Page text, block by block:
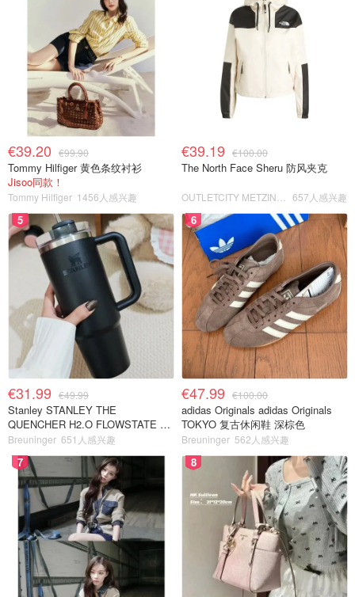
€39.20 €99.90
Tommy Hilfiger 黄色条纹衬衫
Jisoo同款！
Tommy Hilfiger 1456人感兴趣
€39.19 €100.00
The North Face Sheru 防风夹克
657人感兴趣
5
€31.99 €49.99
Stanley STANLEY THE
QUENCHER H2.O FLOWSTATE 保
温杯 1.18L 黑色
Breuninger 651人感兴趣
6
€47.99 €100.00
adidas Originals adidas Originals
TOKYO 复古休闲鞋 深棕色
Breuninger 562人感兴趣
7 8